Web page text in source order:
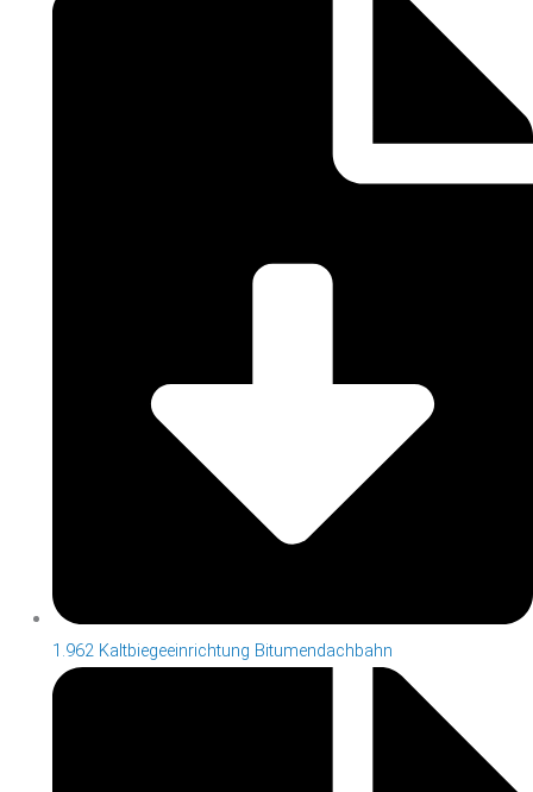
1.962 Kaltbiegeeinrichtung Bitumendachbahn